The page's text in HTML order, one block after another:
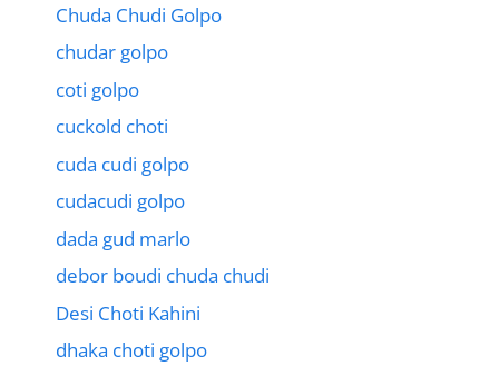
Chuda Chudi Golpo
chudar golpo
coti golpo
cuckold choti
cuda cudi golpo
cudacudi golpo
dada gud marlo
debor boudi chuda chudi
Desi Choti Kahini
dhaka choti golpo